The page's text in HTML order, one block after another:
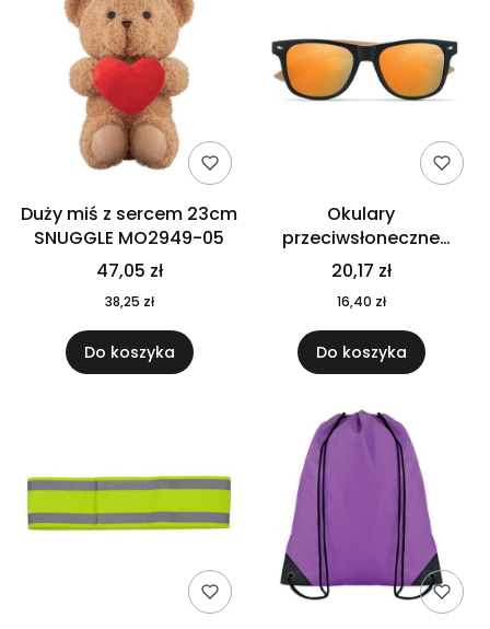
Duży miś z sercem 23cm
SNUGGLE MO2949-05
47,05 zł
38,25 zł
Do koszyka
Okulary
przeciwsłoneczne
CALIFORNIA TOUCH
MO9617-10
20,17 zł
16,40 zł
Do koszyka